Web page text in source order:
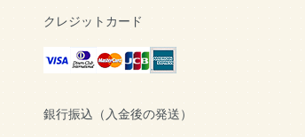
クレジットカード
銀行振込（入金後の発送）